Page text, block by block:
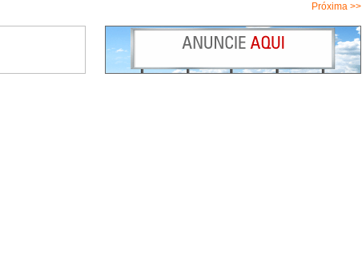
Próxima >>